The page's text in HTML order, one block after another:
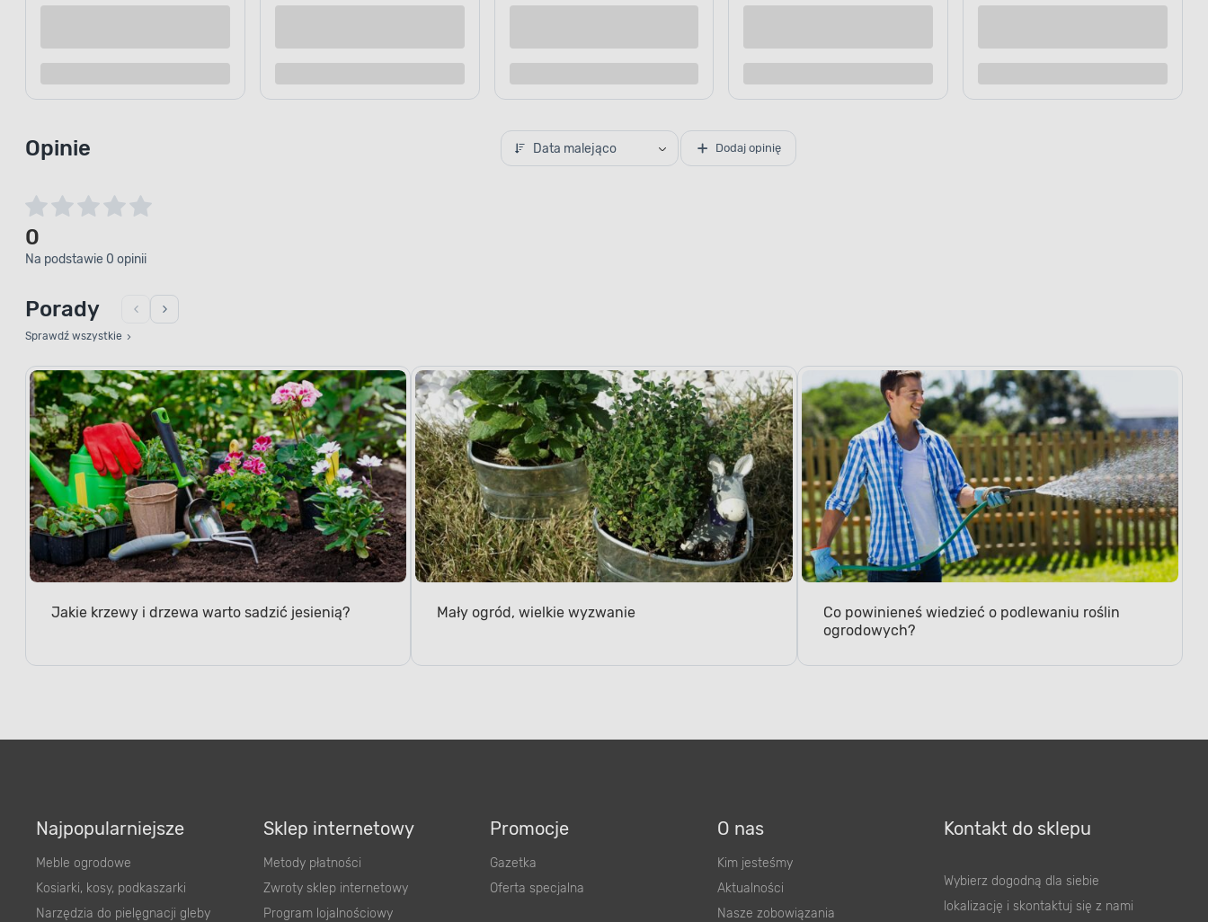
Kup teraz Kup teraz Kup teraz Kup teraz
Data malejąco Dodaj opinię
0
Na podstawie 0 opinii
Sprawdź wszystkie
ogrodowych?
Kosiarki, kosy, podkaszarki
Narzędzia do pielęgnacji gleby
Zwroty sklep internetowy
Program lojalnościowy
Oferta specjalna
Aktualności
Nasze zobowiązania
lokalizację i skontaktuj się z nami